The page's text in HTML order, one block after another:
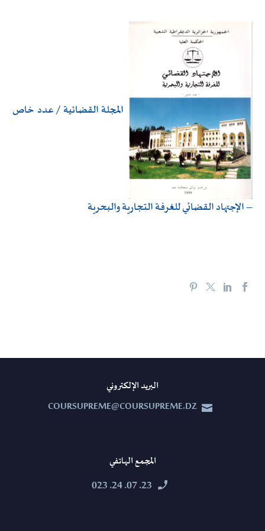
المجلة القضائية / عدد خاص
– الإجتهاد القضائي للغرفة التجارية والبحرية
البريد الإلكتروني


COURSUPREME@COURSUPREME.DZ
المجمع الهاتفي


23. 07. 24. 023